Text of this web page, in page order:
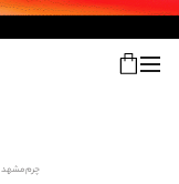
چرم مشهد